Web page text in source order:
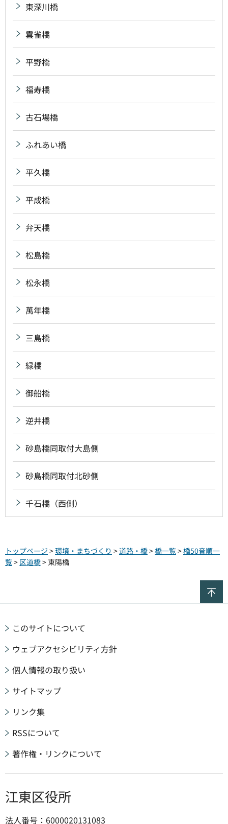
東深川橋
雲雀橋
平野橋
福寿橋
古石場橋
ふれあい橋
平久橋
平成橋
弁天橋
松島橋
松永橋
萬年橋
三島橋
緑橋
御船橋
逆井橋
砂島橋同取付大島側
砂島橋同取付北砂側
千石橋（西側）
トップページ >環境・まちづくり >道路・橋>橋一覧>橋50音順一
覧> 区道橋> 東陽橋
このサイトについて
ウェブアクセシビリティ方針
個人情報の取り扱い
サイトマップ
リンク集
RSSについて
著作権・リンクについて
江東区役所
法人番号：6000020131083